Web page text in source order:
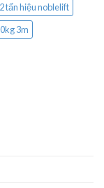
tấn hiệu noblelift
3m